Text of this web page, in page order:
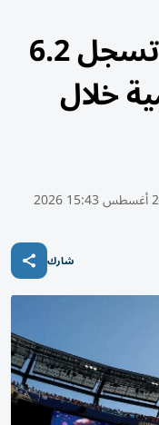
«بي إن سبورتس» تسجل 6.2
خلال
2 أغسطس 15:43 2026
شارك